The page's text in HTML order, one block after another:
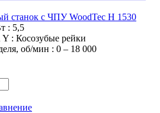
станок с ЧПУ WoodTec H 1530
: 5,5
Y : Косозубые рейки
об/мин : 0 – 18 000